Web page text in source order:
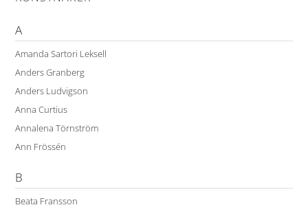
A
Amanda Sartori Leksell
Anders Granberg
Anders Ludvigson
Anna Curtius
Annalena Törnström
Ann Frössén
B
Beata Fransson